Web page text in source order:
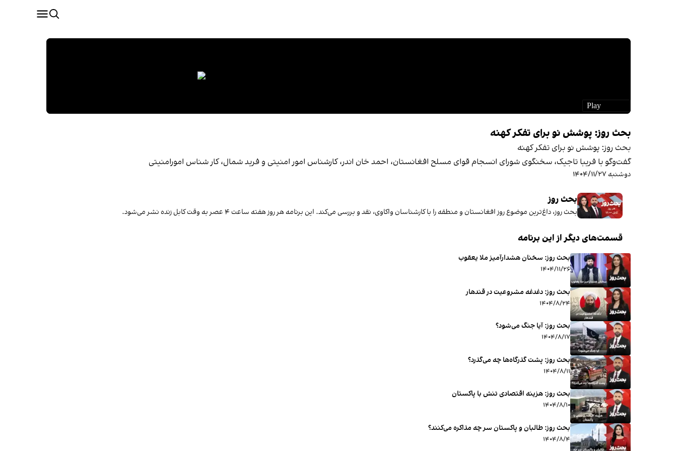
بحث روز: پوشش نو برای تفکر کهنه
بحث روز: پوشش نو برای تفکر کهنه
گفت‌وگو با فریبا تاجیک، سخنگوی شورای انسجام قوای مسلح افغانستان، احمد خان اندر، کارشناس امور امنیتی و فرید شمال، کار شناس امورامنیتی
دوشنبه ۱۴۰۴/۱۱/۲۷
بحث روز
بحث روز، داغ‌ترین موضوع روز افغانستان و منطقه را با کارشناسان واکاوی، نقد و بررسی می‌کند. این برنامه هر روز هفته ساعت ۴ عصر به وقت کابل زنده نشر می‌شود.
قسمت‌های دیگر از این برنامه
بحث روز: سخنان هشدارآمیز ملا یعقوب
۱۴۰۴/۱۱/۲۶
بحث روز: دغدغه مشروعیت در قندهار
۱۴۰۴/۸/۲۴
بحث روز: آیا جنگ می‌شود؟
۱۴۰۴/۸/۱۷
بحث روز: پشت گذرگاه‌ها چه می‌گذرد؟
۱۴۰۴/۸/۱۱
بحث روز: هزینه اقتصادی تنش با پاکستان
۱۴۰۴/۸/۱۰
بحث روز: طالبان و پاکستان سر چه مذاکره می‌کنند؟
۱۴۰۴/۸/۴